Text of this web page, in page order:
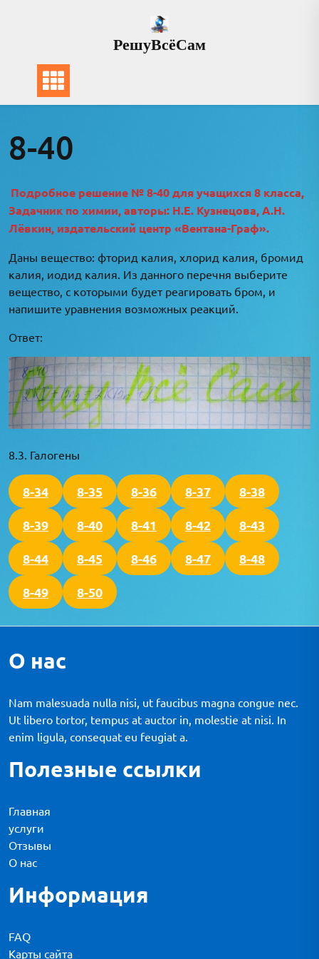
РешуВсёСам
8-40
Подробное решение № 8-40 для учащихся 8 класса,
Задачник по химии, авторы: Н.Е. Кузнецова, А.Н.
Лёвкин, издательский центр «Вентана-Граф».
Даны вещество: фторид калия, хлорид калия, бромид
калия, иодид калия. Из данного перечня выберите
вещество, с которыми будет реагировать бром, и
напишите уравнения возможных реакций.
Ответ:
8.3. Галогены
8-34 8-35 8-36 8-37 8-38
8-39 8-40 8-41 8-42 8-43
8-44 8-45 8-46 8-47 8-48
8-49 8-50
О нас
Nam malesuada nulla nisi, ut faucibus magna congue nec.
Ut libero tortor, tempus at auctor in, molestie at nisi. In
enim ligula, consequat eu feugiat a.
Полезные ссылки
Главная
услуги
Отзывы
О нас
Информация
FAQ
Карты сайта